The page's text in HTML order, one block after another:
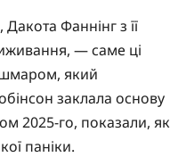
Фаннінг з її
— саме ці
який
заклала основу
2025-го, показали, як
паніки.